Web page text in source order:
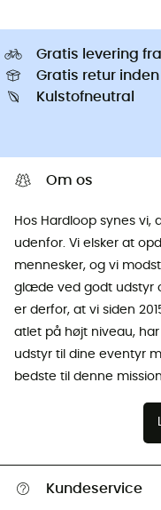
Gratis levering
Gratis retur
Kulstofneutral
Om os
Hos Hardloop synes vi,
udenfor. Vi elsker at
mennesker, og vi
glæde ved godt udstyr
er derfor, at vi siden
atlet på højt niveau,
udstyr til dine eventyr
bedste til denne
Kundeservice